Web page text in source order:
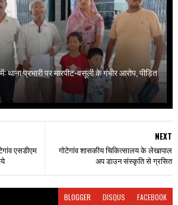
प्रभारी पर मारपीट-वसूली के गंभीर आरोप, पीड़ित
NEXT
गोटेगांव शासकीय चिकित्सालय के लेखापाल
अप डाउन संस्कृति से ग्रसित
एसडीएम
BLOGGER DISQUS FACEBOOK